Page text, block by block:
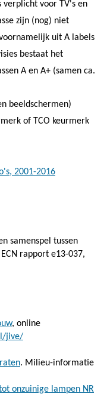
verplicht voor TV's en
zijn (nog) niet
uit A labels
bestaat het
A en A+ (samen ca.
beeldschermen)
of TCO keurmerk
2001-2016
samenspel tussen
rapport e13-037,
, online
jive/
. Milieu-informatie
onzuinige lampen NR